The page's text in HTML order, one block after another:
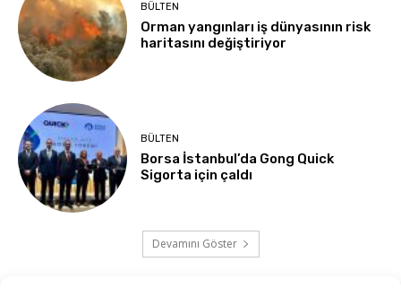
BÜLTEN
Orman yangınları iş dünyasının risk
haritasını değiştiriyor
BÜLTEN
Borsa İstanbul’da Gong Quick
Sigorta için çaldı
Devamını Göster